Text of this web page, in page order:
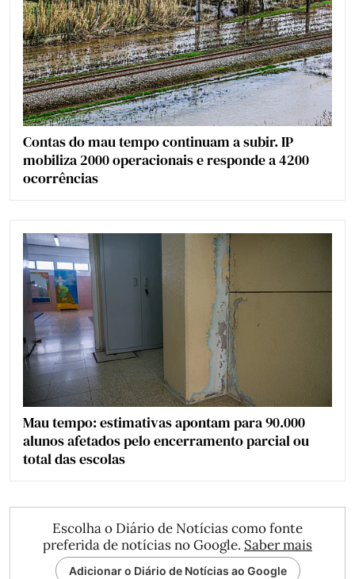
Contas do mau tempo continuam a subir. IP
mobiliza 2000 operacionais e responde a 4200
ocorrências
Mau tempo: estimativas apontam para 90.000
alunos afetados pelo encerramento parcial ou
total das escolas
Escolha o Diário de Notícias como fonte
preferida de notícias no Google. Saber mais
Adicionar o Diário de Notícias ao Google